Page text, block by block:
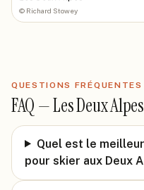
© Richard Stowey
QUESTIONS FRÉQUENTES
FAQ —Les Deux Alpes
Quel est le
pour skier aux Deux